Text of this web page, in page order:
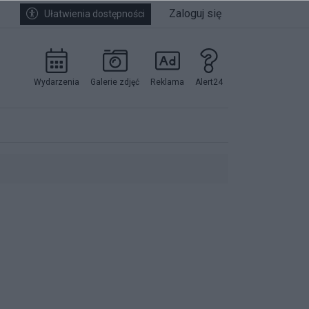
Ułatwienia dostępności Zaloguj się
Wydarzenia Galerie zdjęć Reklama Alert24